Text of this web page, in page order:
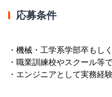
応募条件
・機械・工学系学部卒もし
・職業訓練校やスクール等
・エンジニアとして実務経